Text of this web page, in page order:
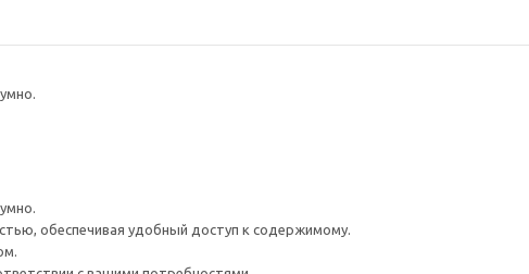
обеспечивая удобный доступ к содержимому.